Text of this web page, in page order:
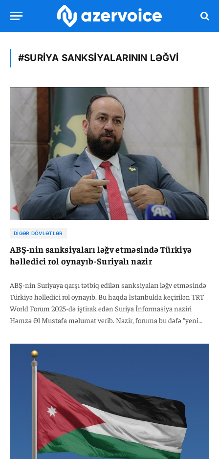
#SURIYA SANKSIYALARININ LƏĞVI
DIGƏR DÖVLƏTLƏR
ABŞ-nin sanksiyaları ləğv etməsində Türkiyə
həlledici rol oynayıb-Suriyalı nazir
ABŞ-nin Suriyaya qarşı tətbiq edilən sanksiyaları ləğv etməsində
Türkiyə həlledici rol oynayıb. Bu haqda İstanbulda keçirilən TRT
World Forum 2025-də iştirak edən Suriya İnformasiya naziri
Həmzə Əl Mustafa məlumat verib. Nazir, foruma bu dəfə “yeni
edib.